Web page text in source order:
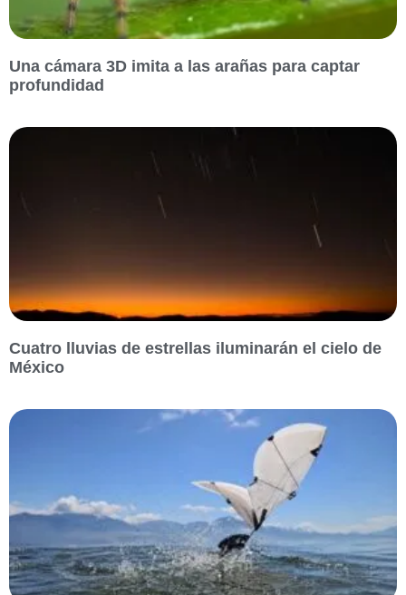
Una cámara 3D imita a las arañas para captar
profundidad
Cuatro lluvias de estrellas iluminarán el cielo de
México